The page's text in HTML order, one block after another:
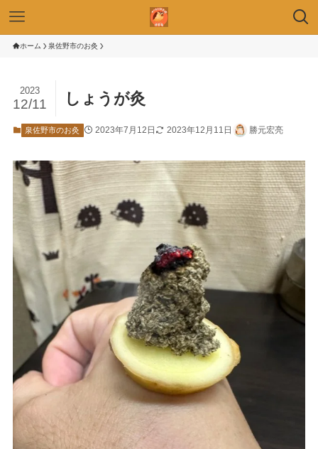
ホーム 泉佐野市のお灸
しょうが灸
2023
12/11
泉佐野市のお灸 2023年7月12日 2023年12月11日 勝元宏亮